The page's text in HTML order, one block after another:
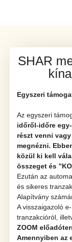
SHAR
Egyszeri
Az egyszeri
időről-időre
részt venni
megnézni.
közül ki kell
összeget és
Ezután az
és sikeres
Alapítvány
A visszaigazoló
tranzakcióról,
ZOOM
Amennyiben az